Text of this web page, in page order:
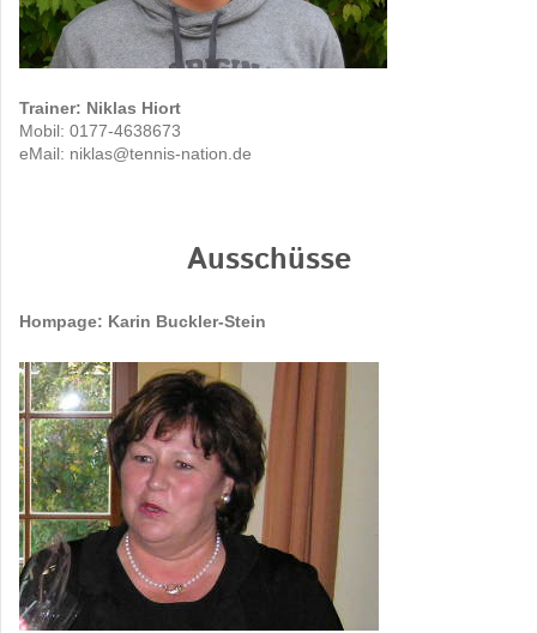
Trainer: Niklas Hiort
Mobil: 0177-4638673
eMail: niklas@tennis-nation.de
Ausschüsse
Hompage: Karin Buckler-Stein